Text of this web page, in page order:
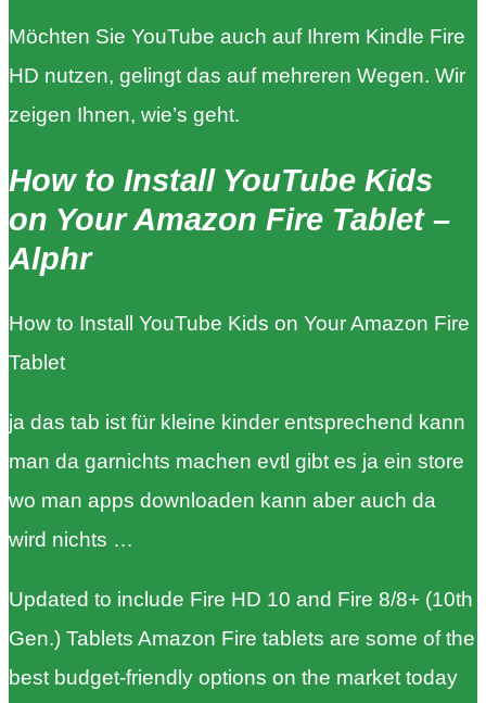
Möchten Sie YouTube auch auf Ihrem Kindle Fire
HD nutzen, gelingt das auf mehreren Wegen. Wir
zeigen Ihnen, wie’s geht.
How to Install YouTube Kids
on Your Amazon Fire Tablet –
Alphr
How to Install YouTube Kids on Your Amazon Fire
Tablet
ja das tab ist für kleine kinder entsprechend kann
man da garnichts machen evtl gibt es ja ein store
wo man apps downloaden kann aber auch da
wird nichts …
Updated to include Fire HD 10 and Fire 8/8+ (10th
Gen.) Tablets Amazon Fire tablets are some of the
best budget-friendly options on the market today